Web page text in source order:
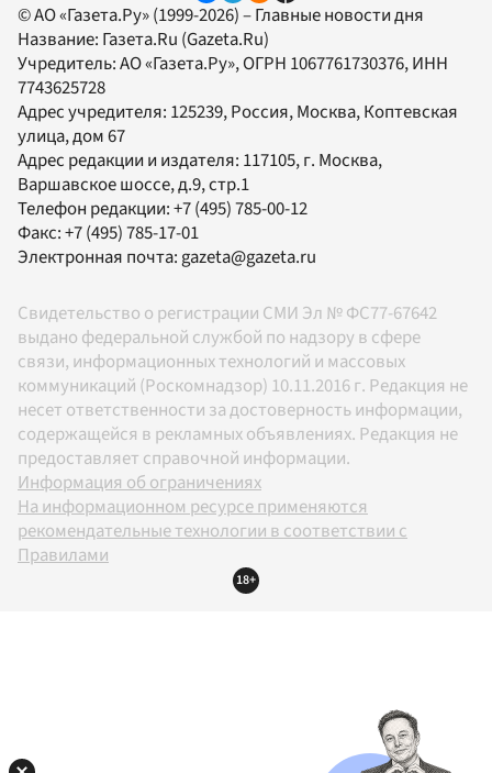
© АО «Газета.Ру» (1999-2026) – Главные новости дня
Название: Газета.Ru (Gazeta.Ru)
Учредитель:АО «Газета.Ру», ОГРН 1067761730376, ИНН
7743625728
Адрес учредителя: 125239, Россия, Москва, Коптевская
улица, дом 67
Адрес редакции и издателя: 117105, г. Москва,
Варшавское шоссе, д.9, стр.1
Телефон редакции:+7 (495) 785-00-12
Факс:+7 (495) 785-17-01
Электронная почта:gazeta@gazeta.ru
Свидетельство о регистрации СМИ Эл № ФС77-67642
выдано федеральной службой по надзору в сфере
связи, информационных технологий и массовых
коммуникаций (Роскомнадзор) 10.11.2016 г. Редакция не
несет ответственности за достоверность информации,
содержащейся в рекламных объявлениях. Редакция не
предоставляет справочной информации.
Информация об ограничениях
На информационном ресурсе применяются
рекомендательные технологии в соответствии с
Правилами
18+